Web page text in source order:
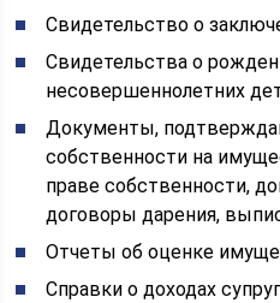
Свидетельство о
Свидетельства о
несовершеннолетних
Документы,
собственности на
праве собственности,
договоры дарения,
Отчеты об оценке
Справки о доходах